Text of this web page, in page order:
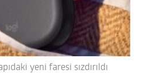
yeni faresi sızdırıldı